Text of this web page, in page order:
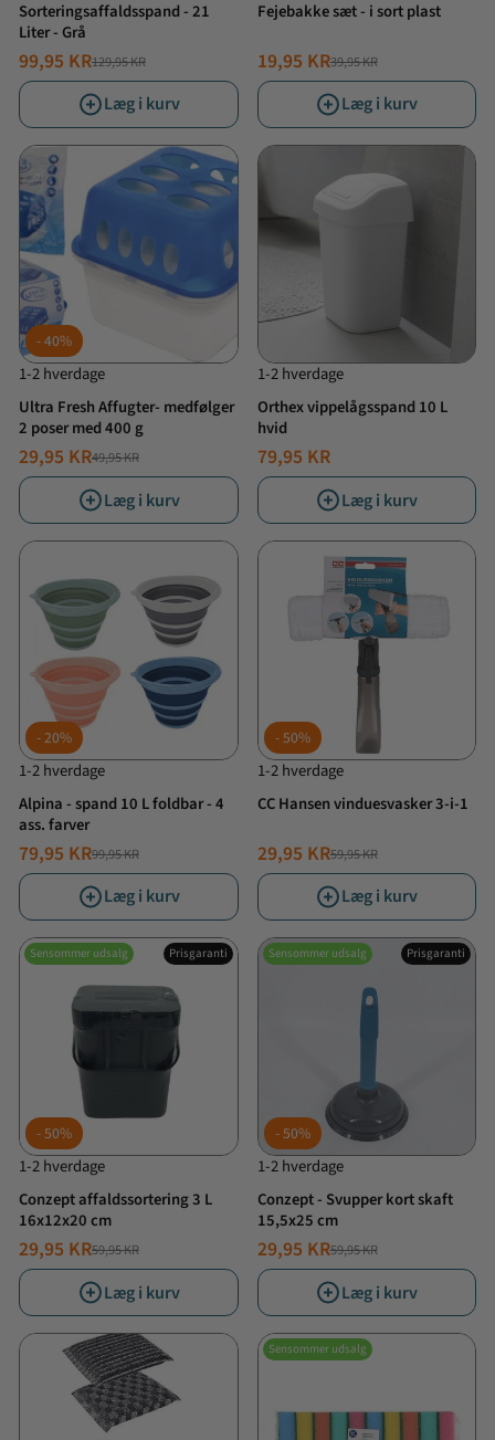
Sorteringsaffaldsspand - 21
Liter - Grå
NORMALPRIS
129,95 KR
TILBUDSPRIS
99,95 KR
Læg i kurv
Fejebakke sæt - i sort plast
NORMALPRIS
39,95 KR
TILBUDSPRIS
19,95 KR
Læg i kurv
40%
1-2 hverdage
Ultra Fresh Affugter- medfølger
2 poser med 400 g
NORMALPRIS
49,95 KR
TILBUDSPRIS
29,95 KR
Læg i kurv
1-2 hverdage
Orthex vippelågsspand 10 L
hvid
79,95 KR
Læg i kurv
20%
1-2 hverdage
Alpina - spand 10 L foldbar - 4
ass. farver
NORMALPRIS
99,95 KR
TILBUDSPRIS
79,95 KR
Læg i kurv
50%
1-2 hverdage
CC Hansen vinduesvasker 3-i-1
NORMALPRIS
59,95 KR
TILBUDSPRIS
29,95 KR
Læg i kurv
Sensommer udsalg Prisgaranti
50%
1-2 hverdage
Conzept affaldssortering 3 L
16x12x20 cm
NORMALPRIS
59,95 KR
TILBUDSPRIS
29,95 KR
Læg i kurv
Sensommer udsalg Prisgaranti
50%
1-2 hverdage
Conzept - Svupper kort skaft
15,5x25 cm
NORMALPRIS
59,95 KR
TILBUDSPRIS
29,95 KR
Læg i kurv
Sensommer udsalg